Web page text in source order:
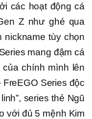
các hoạt động cá
Z như ghé qua
nickname tùy chọn
mang đậm cá
chính mình lên
Series độc
series thẻ Ngũ
với đủ 5 mệnh Kim